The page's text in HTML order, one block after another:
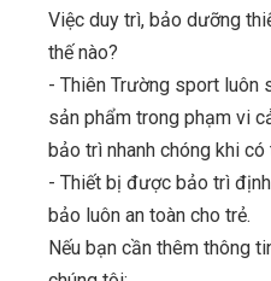
Việc duy trì, bảo dưỡng
thế nào?
- Thiên Trường sport luôn
sản phẩm trong phạm vi
bảo trì nhanh chóng khi
- Thiết bị được bảo trì
bảo luôn an toàn cho trẻ.
Nếu bạn cần thêm thông